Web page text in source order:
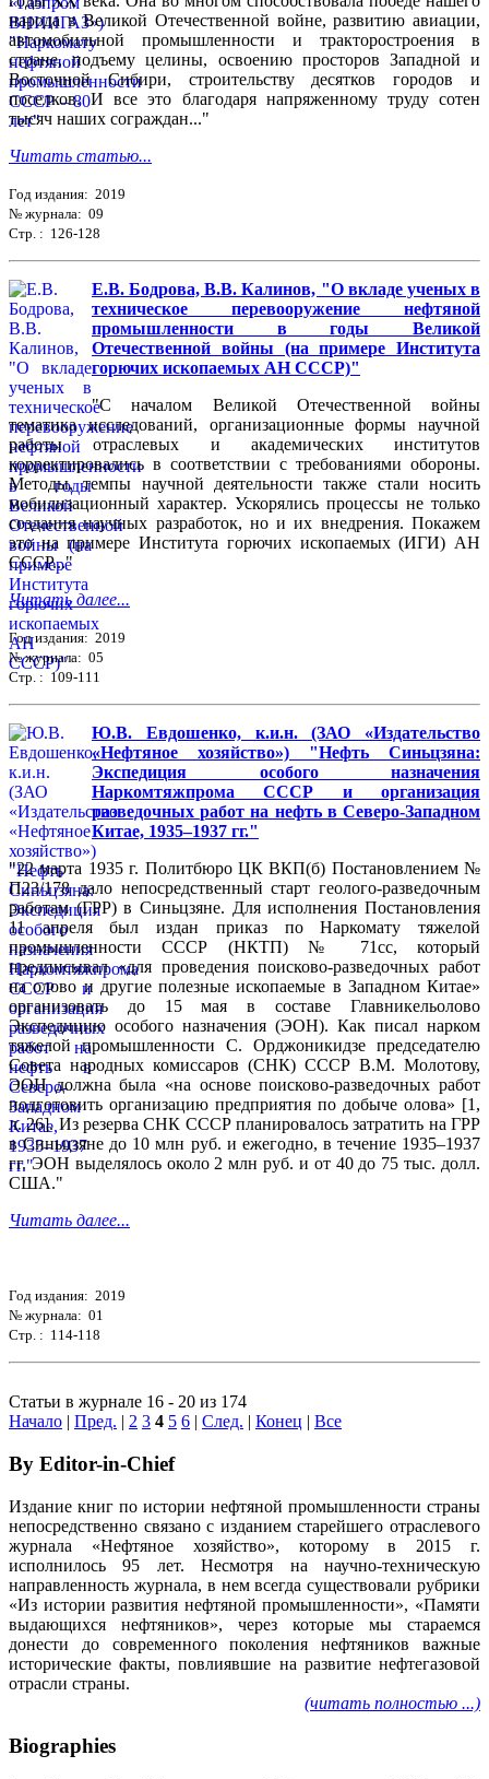
народа в Великой Отечественной войне, развитию авиации,
автомобильной промышленности и тракторостроения в
стране, подъему целины, освоению просторов Западной и
Восточной Сибири, строительству десятков городов и
поселков. И все это благодаря напряженному труду сотен
тысяч наших сограждан..."
Читать статью...
Год издания: 2019
№ журнала: 09
Стр. : 126-128
Е.В. Бодрова, В.В. Калинов, "О вкладе ученых в
техническое перевооружение нефтяной
промышленности в годы Великой
Отечественной войны (на примере Института
горючих ископаемых АН СССР)"
"С началом Великой Отечественной войны
тематика исследований, организационные формы научной
работы отраслевых и академических институтов
корректировались в соответствии с требованиями обороны.
Методы, темпы научной деятельности также стали носить
мобилизационный характер. Ускорялись процессы не только
создания научных разработок, но и их внедрения. Покажем
это на примере Института горючих ископаемых (ИГИ) АН
СССР..."
Читать далее...
Год издания: 2019
№ журнала: 05
Стр. : 109-111
Ю.В. Евдошенко, к.и.н. (ЗАО «Издательство
«Нефтяное хозяйство») "Нефть Синьцзяна:
Экспедиция особого назначения
Наркомтяжпрома СССР и организация
разведочных работ на нефть в Северо-Западном
Китае, 1935–1937 гг."
"22 марта 1935 г. Политбюро ЦК ВКП(б) Постановлением №
П23/178 дало непосредственный старт геолого-разведочным
работам (ГРР) в Синьцзяне. Для исполнения Постановления
11 апреля был издан приказ по Наркомату тяжелой
промышленности СССР (НКТП) № 71сс, который
предписывал «для проведения поисково-разведочных работ
на олово и другие полезные ископаемые в Западном Китае»
организовать до 15 мая в составе Главникельолово
Экспедицию особого назначения (ЭОН). Как писал нарком
тяжелой промышленности С. Орджоникидзе председателю
Совета народных комиссаров (СНК) СССР В.М. Молотову,
ЭОН должна была «на основе поисково-разведочных работ
подготовить организацию предприятия по добыче олова» [1,
л. 26]. Из резерва СНК СССР планировалось затратить на ГРР
в Синьцзяне до 10 млн руб. и ежегодно, в течение 1935–1937
гг. ЭОН выделялось около 2 млн руб. и от 40 до 75 тыс. долл.
США."
Читать далее...
Год издания: 2019
№ журнала: 01
Стр. : 114-118
Статьи в журнале 16 - 20 из 174
Начало | Пред. | 2 3 4 5 6 | След. | Конец | Все
By Editor-in-Chief
Издание книг по истории нефтяной промышленности страны
непосредственно связано с изданием старейшего отраслевого
журнала «Нефтяное хозяйство», которому в 2015 г.
исполнилось 95 лет. Несмотря на научно-техническую
направленность журнала, в нем всегда существовали рубрики
«Из истории развития нефтяной промышленности», «Памяти
выдающихся нефтяников», через которые мы стараемся
донести до современного поколения нефтяников важные
исторические факты, повлиявшие на развитие нефтегазовой
отрасли страны.
(читать полностью ...)
Biographies